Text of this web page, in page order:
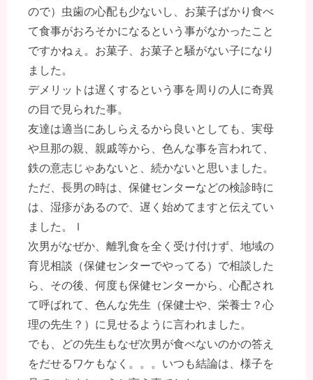
ので）虫歯の心配も少ないし、お菓子ばかり食べ
て食事がおろそかになるという事がなかったこと
ですかねぇ。お菓子、お菓子と騒がない子になり
ました。
デメリットは遅くするという事を周りの人に奇異
の目で見られた事。
友達は適当にあしらえるから良いとしても、実母
や旦那の親、親戚等から、色んな事を言われて、
鉄の意志じゃあないと、続かないと思いました。
ただ、長男の時は、保健センターなどの検診時に
は、湿疹があるので、遅く始めてますと伝えてい
ました。ｌ
次男がなぜか、離乳食を全く受け付けず、地域の
育児相談（保健センターでやってる）で相談した
ら、その後、何度も保健センターから、心配され
て呼ばれて、色んな先生（保健士や、栄養士？心
理の先生？）に見せるように言われました。
でも、どの先生もなぜ次男が食べないのかの答え
をだせるワケもなく。。。いつも結論は、様子を